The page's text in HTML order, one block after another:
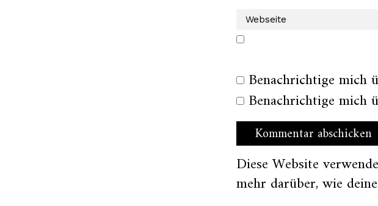
Benachrichtige mich
Benachrichtige mich
Diese Website
mehr darüber, wie